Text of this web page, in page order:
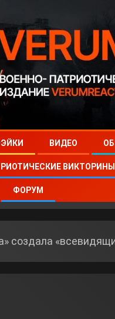
ВИДЕО
ВИКТОРИНЫ
ФОРУМ
создала